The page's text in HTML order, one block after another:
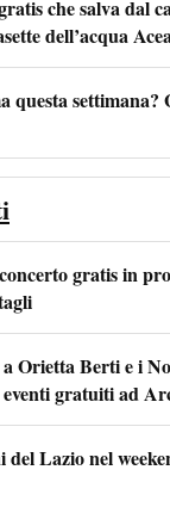
che salva dal
dell’acqua
questa settimana?
gratis in
Orietta Berti e i
gratuiti ad
del Lazio nel